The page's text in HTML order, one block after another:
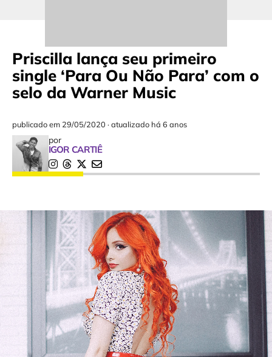
Priscilla lança seu primeiro
single ‘Para Ou Não Para’ com o
selo da Warner Music
publicado em 29/05/2020 ·atualizado há 6 anos
por
IGOR CARTIÊ